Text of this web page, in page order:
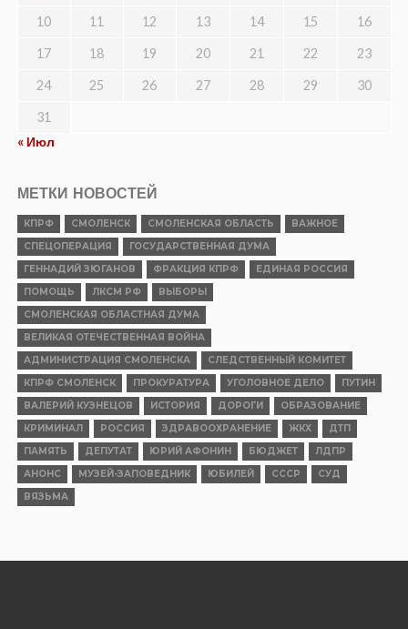
10 11 12 13 14 15 16
17 18 19 20 21 22 23
24 25 26 27 28 29 30
31
« Июл
МЕТКИ НОВОСТЕЙ
КПРФ СМОЛЕНСК СМОЛЕНСКАЯ ОБЛАСТЬ
ВАЖНОЕ
СПЕЦОПЕРАЦИЯ
ГОСУДАРСТВЕННАЯ ДУМА
ГЕННАДИЙ ЗЮГАНОВ
ФРАКЦИЯ КПРФ
ЕДИНАЯ РОССИЯ
ПОМОЩЬ
ЛКСМ РФ
ВЫБОРЫ
СМОЛЕНСКАЯ ОБЛАСТНАЯ ДУМА
ВЕЛИКАЯ ОТЕЧЕСТВЕННАЯ ВОЙНА
АДМИНИСТРАЦИЯ СМОЛЕНСКА
СЛЕДСТВЕННЫЙ КОМИТЕТ
КПРФ СМОЛЕНСК
ПРОКУРАТУРА УГОЛОВНОЕ ДЕЛО
ПУТИН
ВАЛЕРИЙ КУЗНЕЦОВ
ИСТОРИЯ ДОРОГИ
ОБРАЗОВАНИЕ
КРИМИНАЛ
РОССИЯ ЗДРАВООХРАНЕНИЕ ЖКХ
ДТП
ПАМЯТЬ
ДЕПУТАТ ЮРИЙ АФОНИН БЮДЖЕТ
ЛДПР
АНОНС
МУЗЕЙ-ЗАПОВЕДНИК ЮБИЛЕЙ СССР
СУД
ВЯЗЬМА